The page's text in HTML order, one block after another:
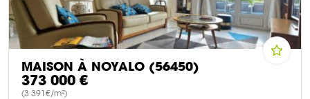
MAISON À NOYALO (56450)
373 000 €
(3 391€/m²)